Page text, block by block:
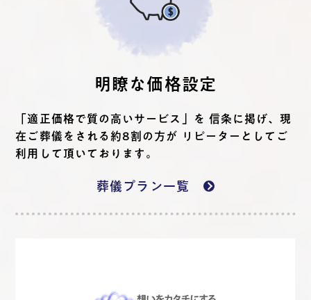
明瞭な価格設定
「適正価格で質の高いサービス」を 信条に掲げ、現
在ご葬儀をされる約8割の方が リピーターとしてご
利用して頂いております。
葬儀プラン一覧